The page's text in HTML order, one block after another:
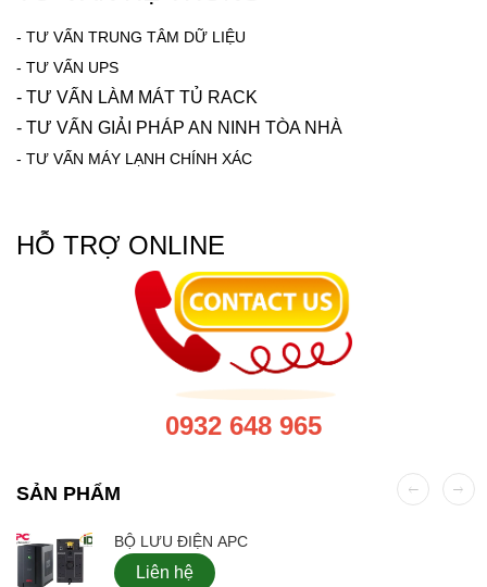
- TƯ VẤN TRUNG TÂM DỮ LIỆU
- TƯ VẤN UPS
- TƯ VẤN LÀM MÁT TỦ RACK
- TƯ VẤN GIẢI PHÁP AN NINH TÒA NHÀ
- TƯ VẤN MÁY LẠNH CHÍNH XÁC
HỖ TRỢ ONLINE
0932 648 965
SẢN PHẨM
BỘ LƯU ĐIỆN APC
Liên hệ